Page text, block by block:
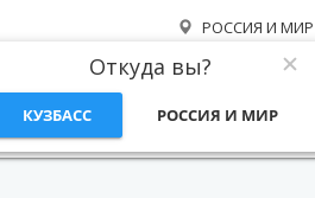
РОССИЯ И МИР
Откуда вы?
КУЗБАСС РОССИЯ И МИР